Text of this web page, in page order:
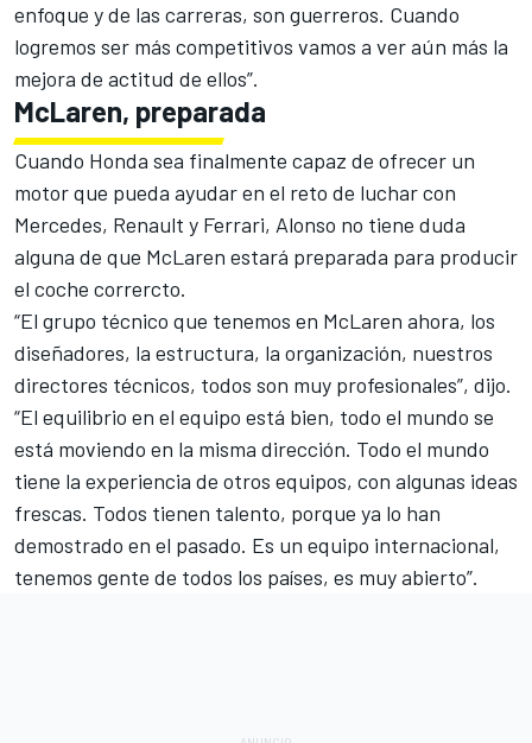
enfoque y de las carreras, son guerreros. Cuando
logremos ser más competitivos vamos a ver aún más la
mejora de actitud de ellos”.
McLaren, preparada
Cuando Honda sea finalmente capaz de ofrecer un
motor que pueda ayudar en el reto de luchar con
Mercedes, Renault y Ferrari, Alonso no tiene duda
alguna de que McLaren estará preparada para producir
el coche corrercto.
“El grupo técnico que tenemos en McLaren ahora, los
diseñadores, la estructura, la organización, nuestros
directores técnicos, todos son muy profesionales”, dijo.
“El equilibrio en el equipo está bien, todo el mundo se
está moviendo en la misma dirección. Todo el mundo
tiene la experiencia de otros equipos, con algunas ideas
frescas. Todos tienen talento, porque ya lo han
demostrado en el pasado. Es un equipo internacional,
tenemos gente de todos los países, es muy abierto”.